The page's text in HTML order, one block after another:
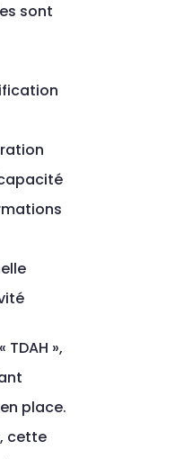
sont
»,
place.
cette